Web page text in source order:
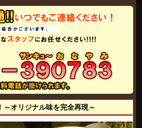
オリジナル味を完全再現～